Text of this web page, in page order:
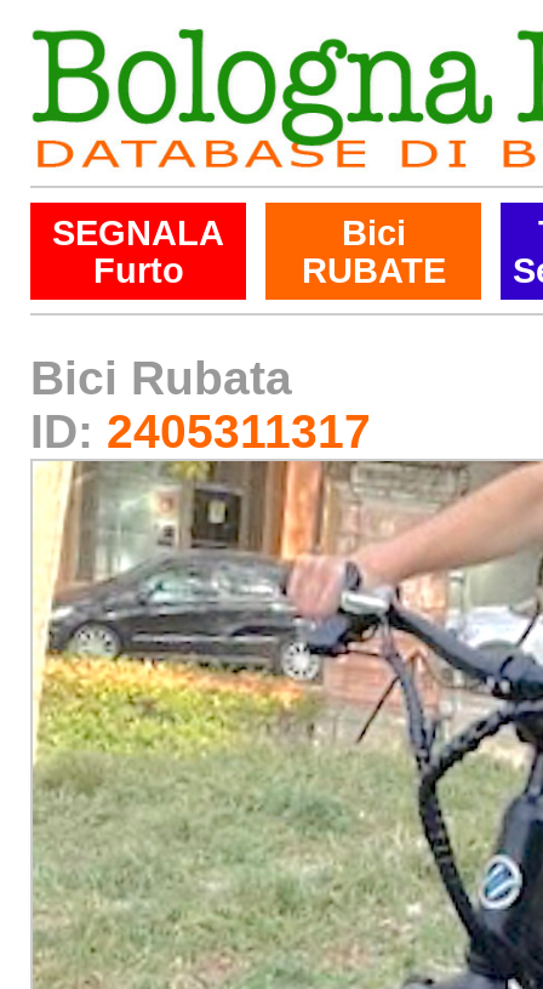
SEGNALA
Furto
Bici
RUBATE
Bici Rubata
ID: 2405311317